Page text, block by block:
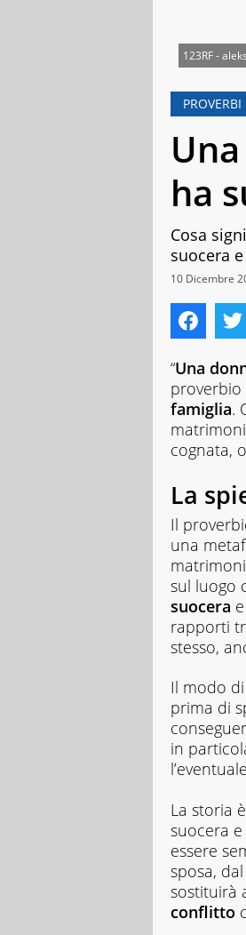
123RF -
PROVERBI
ha
Cosa
suocera
10 Dicembre
“Una
famiglia.
cognata,
La
Il
una
sul luogo
suocera
rapporti
stesso,
Il modo
prima di
in
La storia
suocera e
essere
sposa,
sostituirà
conflitto